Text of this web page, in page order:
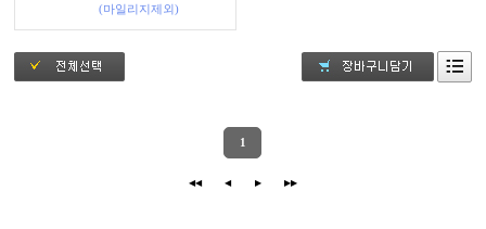
(마일리지제외)
◀◀ ◀
1
▶ ▶▶